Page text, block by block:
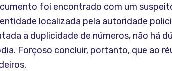
foi encontrado com um
localizada pela autoridade
a duplicidade de números, não há
Forçoso concluir, portanto, que ao